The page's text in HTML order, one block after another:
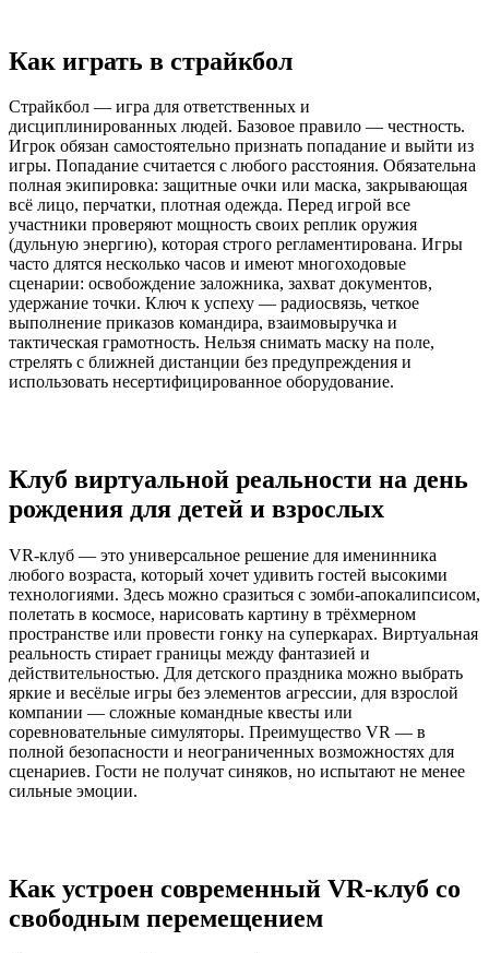
Как играть в страйкбол
Страйкбол — игра для ответственных и
дисциплинированных людей. Базовое правило — честность.
Игрок обязан самостоятельно признать попадание и выйти из
игры. Попадание считается с любого расстояния. Обязательна
полная экипировка: защитные очки или маска, закрывающая
всё лицо, перчатки, плотная одежда. Перед игрой все
участники проверяют мощность своих реплик оружия
(дульную энергию), которая строго регламентирована. Игры
часто длятся несколько часов и имеют многоходовые
сценарии: освобождение заложника, захват документов,
удержание точки. Ключ к успеху — радиосвязь, четкое
выполнение приказов командира, взаимовыручка и
тактическая грамотность. Нельзя снимать маску на поле,
стрелять с ближней дистанции без предупреждения и
использовать несертифицированное оборудование.
Клуб виртуальной реальности на день
рождения для детей и взрослых
VR-клуб — это универсальное решение для именинника
любого возраста, который хочет удивить гостей высокими
технологиями. Здесь можно сразиться с зомби-апокалипсисом,
полетать в космосе, нарисовать картину в трёхмерном
пространстве или провести гонку на суперкарах. Виртуальная
реальность стирает границы между фантазией и
действительностью. Для детского праздника можно выбрать
яркие и весёлые игры без элементов агрессии, для взрослой
компании — сложные командные квесты или
соревновательные симуляторы. Преимущество VR — в
полной безопасности и неограниченных возможностях для
сценариев. Гости не получат синяков, но испытают не менее
сильные эмоции.
Как устроен современный VR-клуб со
свободным перемещением